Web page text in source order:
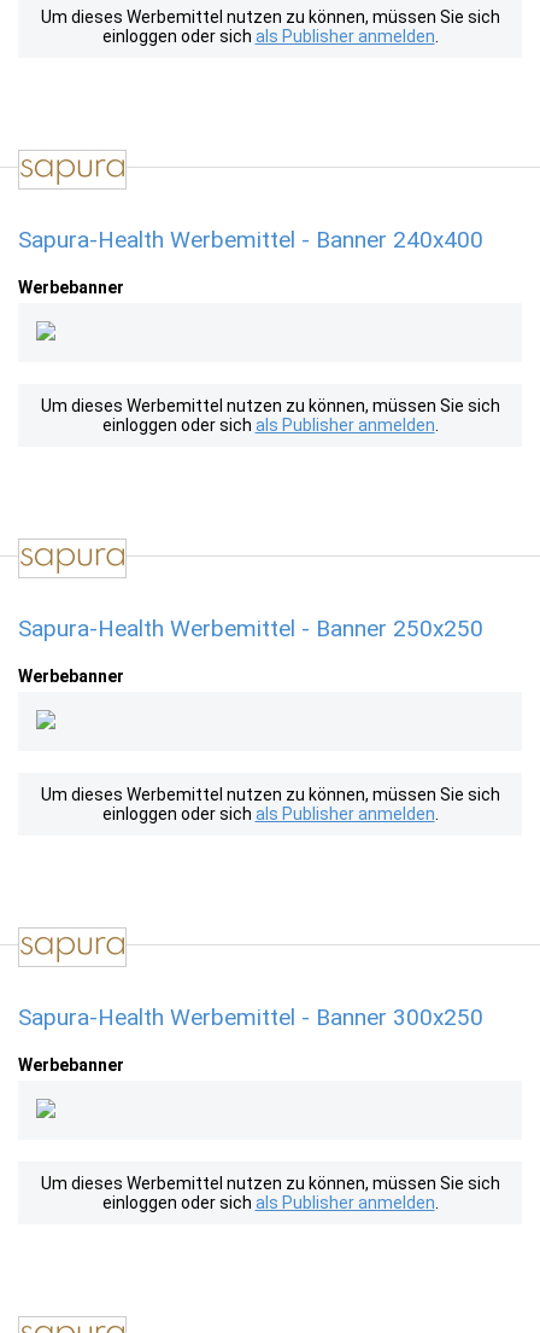
Um dieses Werbemittel nutzen zu können, müssen Sie sich
einloggen oder sich als Publisher anmelden
Sapura-Health Werbemittel - Banner 240x400
Werbebanner
Um dieses Werbemittel nutzen zu können, müssen Sie sich
einloggen oder sich als Publisher anmelden
Sapura-Health Werbemittel - Banner 250x250
Werbebanner
Um dieses Werbemittel nutzen zu können, müssen Sie sich
einloggen oder sich als Publisher anmelden
Sapura-Health Werbemittel - Banner 300x250
Werbebanner
Um dieses Werbemittel nutzen zu können, müssen Sie sich
einloggen oder sich als Publisher anmelden